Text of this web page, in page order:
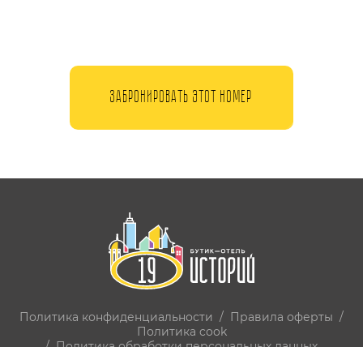
ЗАБРОНИРОВАТЬ ЭТОТ НОМЕР
Политика конфиденциальности / Правила оферты /
Политика cook